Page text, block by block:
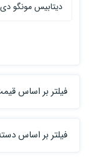
فیلتر بر اساس
فیلتر بر اساس